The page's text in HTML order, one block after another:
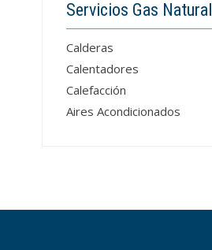
Servicios Gas Natural
Calderas
Calentadores
Calefacción
Aires Acondicionados